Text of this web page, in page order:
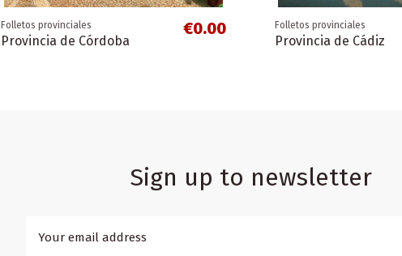
Folletos provinciales
Provincia de Córdoba
€0.00 Folletos provinciales
Provincia de Cádiz
Sign up to newsletter